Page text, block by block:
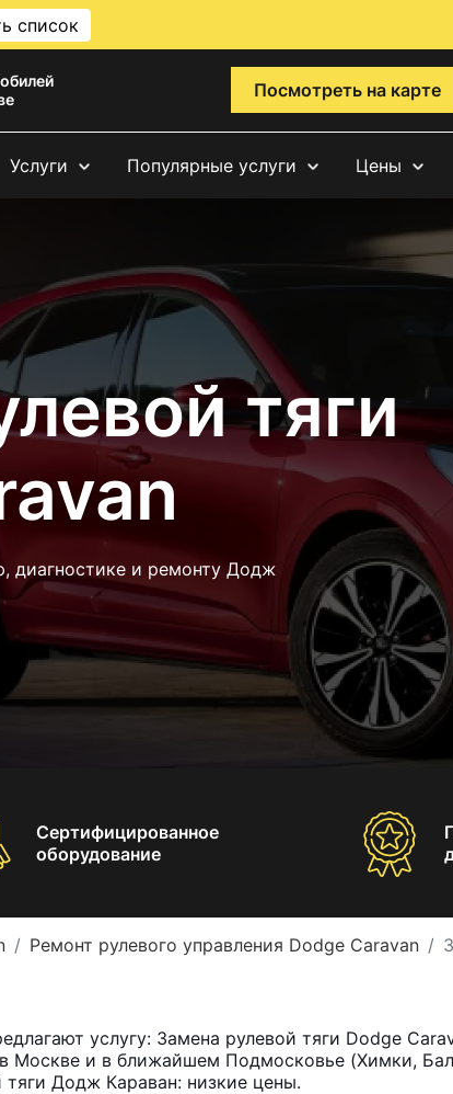
список
Посмотреть на карте
Услуги Популярные услуги Цены
тяги
диагностике и ремонту Додж
Сертифицированное
оборудование
Ремонт рулевого управления Dodge Caravan
услугу: Замена рулевой тяги Dodge
Москве и в ближайшем Подмосковье (Химки,
Додж Караван: низкие цены.